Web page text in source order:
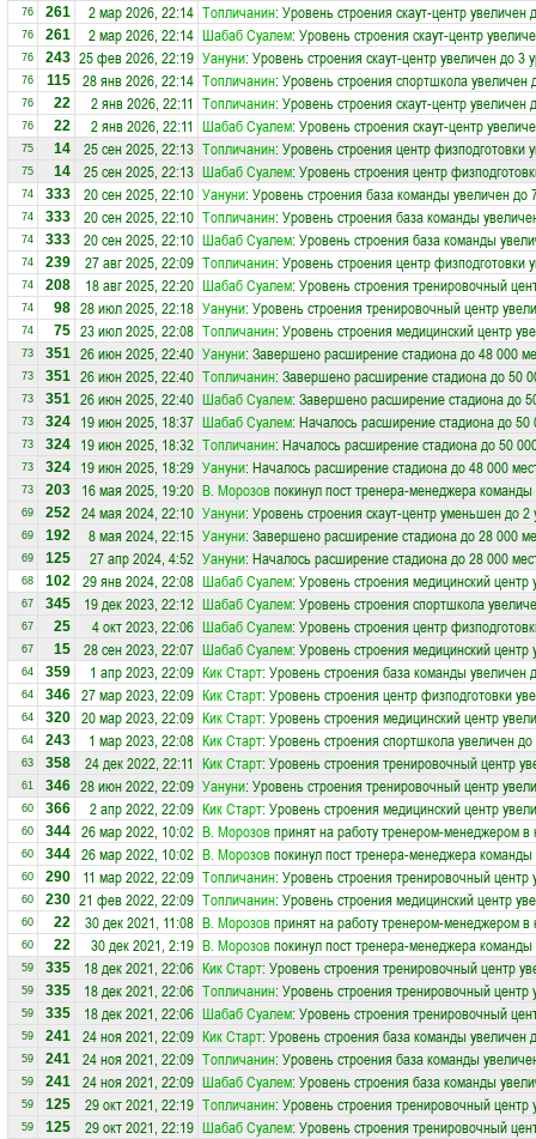
76 261 2 мар 2026, 22:14 Топличанин: Уровень строения скаут-центр увеличен
76 261 2 мар 2026, 22:14 Шабаб Суалем: Уровень строения скаут-центр
76 243 25 фев 2026, 22:19 Уануни: Уровень строения скаут-центр увеличен до 3
76 115 28 янв 2026, 22:14 Топличанин: Уровень строения спортшкола увеличен
76 22 2 янв 2026, 22:11 Топличанин: Уровень строения скаут-центр увеличен
76 22 2 янв 2026, 22:11 Шабаб Суалем: Уровень строения скаут-центр
75 14 25 сен 2025, 22:13 Топличанин: Уровень строения центр физподготовки
75 14 25 сен 2025, 22:13 Шабаб Суалем: Уровень строения центр
74 333 20 сен 2025, 22:10 Уануни: Уровень строения база команды увеличен до
74 333 20 сен 2025, 22:10 Топличанин: Уровень строения база команды
74 333 20 сен 2025, 22:10 Шабаб Суалем: Уровень строения база команды
74 239 27 авг 2025, 22:09 Топличанин: Уровень строения центр физподготовки
74 208 18 авг 2025, 22:20 Шабаб Суалем: Уровень строения тренировочный
74 98 28 июл 2025, 22:18 Уануни: Уровень строения тренировочный центр
74 75 23 июл 2025, 22:08 Топличанин: Уровень строения медицинский центр
73 351 26 июн 2025, 22:40 Уануни: Завершено расширение стадиона до 48 000
73 351 26 июн 2025, 22:40 Топличанин: Завершено расширение стадиона до 50
73 351 26 июн 2025, 22:40 Шабаб Суалем: Завершено расширение стадиона до
73 324 19 июн 2025, 18:37 Шабаб Суалем: Началось расширение стадиона до 50
73 324 19 июн 2025, 18:32 Топличанин: Началось расширение стадиона до 50
73 324 19 июн 2025, 18:29 Уануни: Началось расширение стадиона до 48 000
73 203 16 мая 2025, 19:20 В. Морозовпокинул пост тренера-менеджера команды
69 252 24 мая 2024, 22:10 Уануни: Уровень строения скаут-центр уменьшен до 2
69 192 8 мая 2024, 22:15 Уануни: Завершено расширение стадиона до 28 000
69 125 27 апр 2024, 4:52 Уануни: Началось расширение стадиона до 28 000
68 102 29 янв 2024, 22:08 Шабаб Суалем: Уровень строения медицинский центр
67 345 19 дек 2023, 22:12 Шабаб Суалем: Уровень строения спортшкола
67 25 4 окт 2023, 22:06 Шабаб Суалем: Уровень строения центр
67 15 28 сен 2023, 22:07 Шабаб Суалем: Уровень строения медицинский центр
64 359 1 апр 2023, 22:09 Кик Старт: Уровень строения база команды увеличен
64 346 27 мар 2023, 22:09 Кик Старт: Уровень строения центр физподготовки
64 320 20 мар 2023, 22:09 Кик Старт: Уровень строения медицинский центр
64 243 1 мар 2023, 22:08 Кик Старт: Уровень строения спортшкола увеличен
63 358 24 дек 2022, 22:11 Кик Старт: Уровень строения тренировочный центр
61 346 28 июн 2022, 22:09 Уануни: Уровень строения тренировочный центр
60 366 2 апр 2022, 22:09 Кик Старт: Уровень строения медицинский центр
60 344 26 мар 2022, 10:02 В. Морозовпринят на работу тренером-менеджером
60 344 26 мар 2022, 10:02 В. Морозовпокинул пост тренера-менеджера команды
60 290 11 мар 2022, 22:09 Топличанин: Уровень строения тренировочный центр
60 230 21 фев 2022, 22:09 Топличанин: Уровень строения медицинский центр
60 22 30 дек 2021, 11:08 В. Морозовпринят на работу тренером-менеджером
60 22 30 дек 2021, 2:19 В. Морозовпокинул пост тренера-менеджера команды
59 335 18 дек 2021, 22:06 Кик Старт: Уровень строения тренировочный центр
59 335 18 дек 2021, 22:06 Топличанин: Уровень строения тренировочный центр
59 335 18 дек 2021, 22:06 Шабаб Суалем: Уровень строения тренировочный
59 241 24 ноя 2021, 22:09 Кик Старт: Уровень строения база команды увеличен
59 241 24 ноя 2021, 22:09 Топличанин: Уровень строения база команды
59 241 24 ноя 2021, 22:09 Шабаб Суалем: Уровень строения база команды
59 125 29 окт 2021, 22:19 Топличанин: Уровень строения тренировочный центр
59 125 29 окт 2021, 22:19 Шабаб Суалем: Уровень строения тренировочный